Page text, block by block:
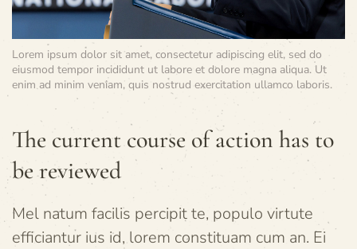
Lorem ipsum dolor sit amet, consectetur adipiscing elit, sed do
eiusmod tempor incididunt ut labore et dolore magna aliqua. Ut
enim ad minim veniam, quis nostrud exercitation ullamco laboris.
The current course of action has to
be reviewed
Mel natum facilis percipit te, populo virtute
efficiantur ius id, lorem constituam cum an. Ei